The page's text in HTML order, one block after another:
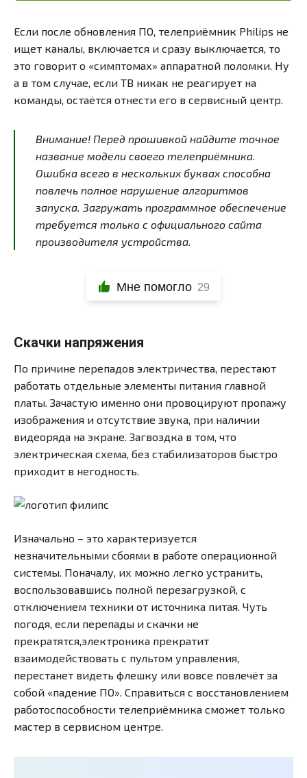
Если после обновления ПО, телеприёмник Philips не
ищет каналы, включается и сразу выключается, то
это говорит о «симптомах» аппаратной поломки. Ну
а в том случае, если ТВ никак не реагирует на
команды, остаётся отнести его в сервисный центр.
Внимание! Перед прошивкой найдите точное
название модели своего телеприёмника.
Ошибка всего в нескольких буквах способна
повлечь полное нарушение алгоритмов
запуска. Загружать программное обеспечение
требуется только с официального сайта
производителя устройства.
Мне помогло 29
Скачки напряжения
По причине перепадов электричества, перестают
работать отдельные элементы питания главной
платы. Зачастую именно они провоцируют пропажу
изображения и отсутствие звука, при наличии
видеоряда на экране. Загвоздка в том, что
электрическая схема, без стабилизаторов быстро
приходит в негодность.
Изначально – это характеризуется
незначительными сбоями в работе операционной
системы. Поначалу, их можно легко устранить,
воспользовавшись полной перезагрузкой, с
отключением техники от источника питая. Чуть
погодя, если перепады и скачки не
прекратятся,электроника прекратит
взаимодействовать с пультом управления,
перестанет видеть флешку или вовсе повлечёт за
собой «падение ПО». Справиться с восстановлением
работоспособности телеприёмника сможет только
мастер в сервисном центре.